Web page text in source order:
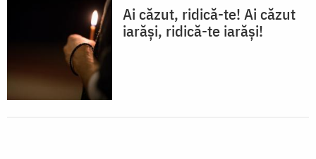
Ai căzut, ridică-te! Ai căzut
iarăși, ridică-te iarăși!